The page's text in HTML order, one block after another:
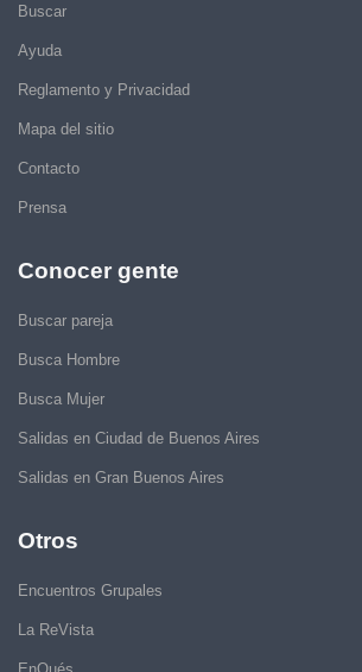
Buscar
Ayuda
Reglamento y Privacidad
Mapa del sitio
Contacto
Prensa
Conocer gente
Buscar pareja
Busca Hombre
Busca Mujer
Salidas en Ciudad de Buenos Aires
Salidas en Gran Buenos Aires
Otros
Encuentros Grupales
La ReVista
EnQués